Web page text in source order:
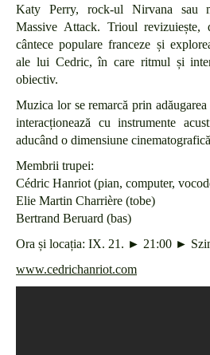
Katy Perry, rock-ul Nirvana sau
Massive Attack. Trioul revizuiește,
cântece populare franceze și
ale lui Cedric, în care ritmul și
obiectiv.
Muzica lor se remarcă prin
interacționează cu instrumente
aducând o dimensiune
Membrii trupei:
Cédric Hanriot (pian, computer,
Elie Martin Charrière (tobe)
Bertrand Beruard (bas)
Ora și locația: IX. 21. ► 21:00 ►
www.cedrichanriot.com